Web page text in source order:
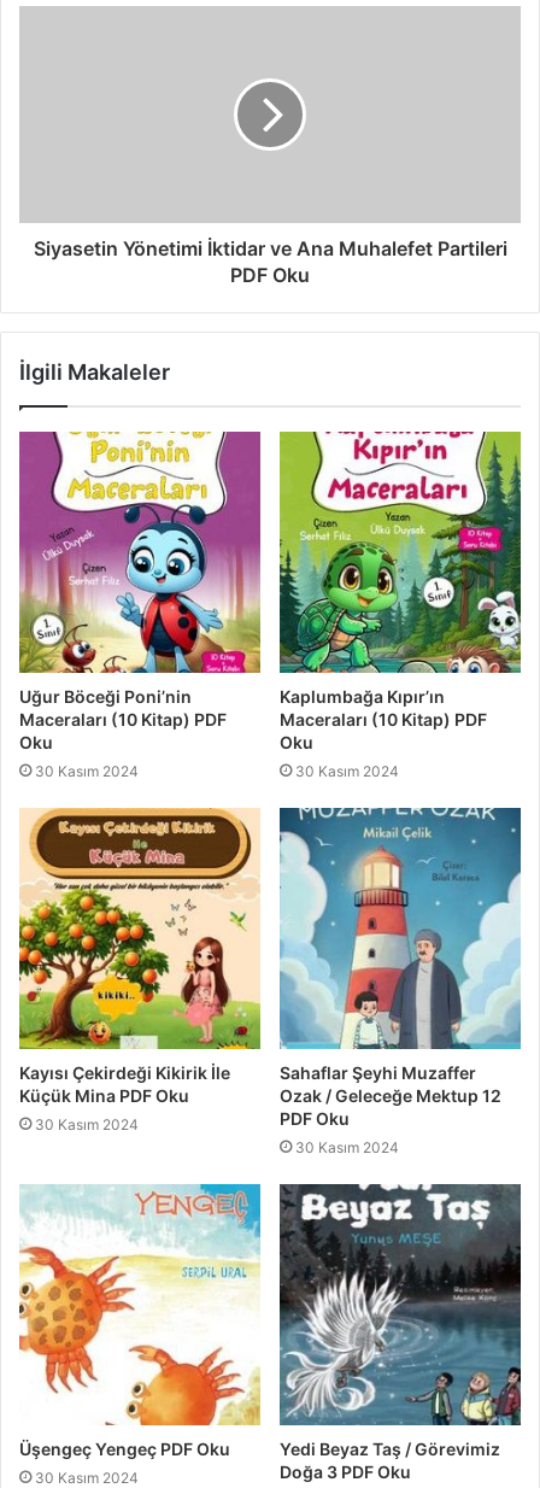
Siyasetin Yönetimi İktidar ve Ana Muhalefet Partileri
PDF Oku
İlgili Makaleler
Uğur Böceği Poni’nin
Maceraları (10 Kitap) PDF
Oku
30 Kasım 2024
Kaplumbağa Kıpır’ın
Maceraları (10 Kitap) PDF
Oku
30 Kasım 2024
Kayısı Çekirdeği Kikirik İle
Küçük Mina PDF Oku
30 Kasım 2024
Sahaflar Şeyhi Muzaffer
Ozak / Geleceğe Mektup 12
PDF Oku
30 Kasım 2024
Üşengeç Yengeç PDF Oku
30 Kasım 2024
Yedi Beyaz Taş / Görevimiz
Doğa 3 PDF Oku